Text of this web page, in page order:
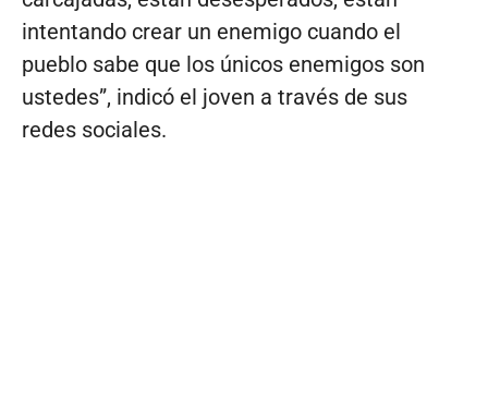
intentando crear un enemigo cuando el
pueblo sabe que los únicos enemigos son
ustedes”, indicó el joven a través de sus
redes sociales.